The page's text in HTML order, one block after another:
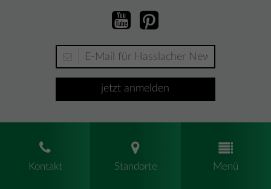
jetzt anmelden
Kontakt Standorte Menü